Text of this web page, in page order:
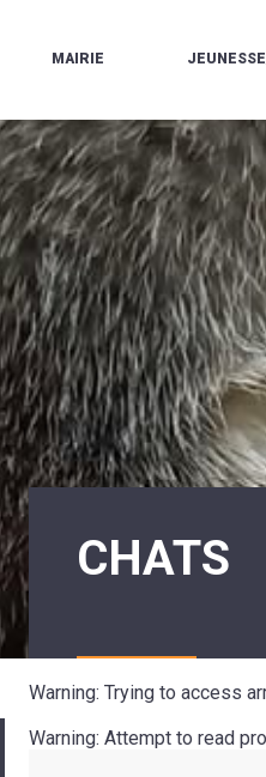
MAIRIE
LES
ÉLUS
CONTACTS
/
HORAIRES
URBANISME/PLU
EN
LIGNE
CARTES
D'IDENTITÉ-
PASSEPORTS
LE
CMJ
RÉUNIONS
DU
CONSEIL
MUNICIPAL
ARRÊTÉS
ET
DÉCISIONS
DU
MAIRE
LE
MOT
DE
LA
MINORITÉ
L'ACCUEIL
DE
LOISIRS
LE
/
LES
MERCREDIS
LE
SCOLAIRE
LES
ÉCOLES
/
LE
COLLÈGE
ESPACE
JEUNES
11
-
Warning: Trying to access
Warning: Attempt to read
CHATS